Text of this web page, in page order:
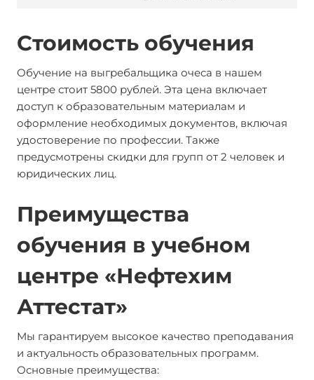
Стоимость обучения
Обучение на выгребальщика очеса в нашем
центре стоит 5800 рублей. Эта цена включает
доступ к образовательным материалам и
оформление необходимых документов, включая
удостоверение по профессии. Также
предусмотрены скидки для групп от 2 человек и
юридических лиц.
Преимущества
обучения в учебном
центре «Нефтехим
Аттестат»
Мы гарантируем высокое качество преподавания
и актуальность образовательных программ.
Основные преимущества: